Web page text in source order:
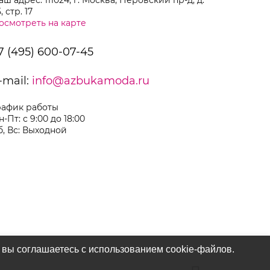
стр. 17
на карте
(495) 600-07-45
mail: info@azbukamoda.ru
работы
Пт: с 9:00 до 18:00
Вс: Выходной
соглашаетесь с использованием cookie-файлов.